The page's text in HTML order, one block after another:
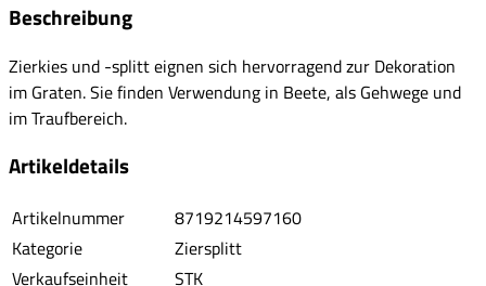
Beschreibung
Zierkies und -splitt eignen sich hervorragend zur Dekoration
im Graten. Sie finden Verwendung in Beete, als Gehwege und
im Traufbereich.
Artikeldetails
Artikelnummer
8719214597160
Kategorie
Ziersplitt
Verkaufseinheit
STK